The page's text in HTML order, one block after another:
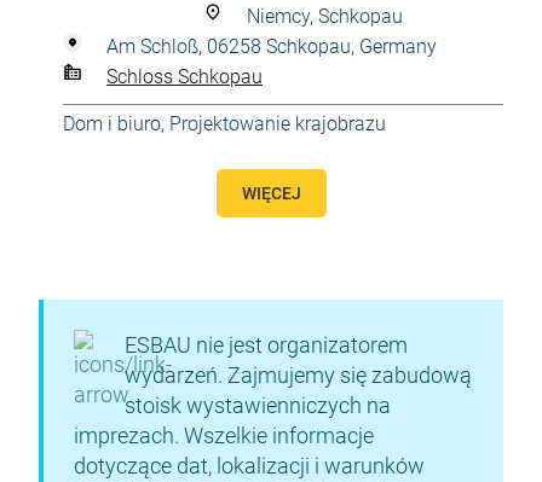
Niemcy, Schkopau
Am Schloß, 06258 Schkopau, Germany
Schloss Schkopau
Dom i biuro, Projektowanie krajobrazu
WIĘCEJ
ESBAU nie jest organizatorem
wydarzeń. Zajmujemy się zabudową
stoisk wystawienniczych na
imprezach. Wszelkie informacje
dotyczące dat, lokalizacji i warunków